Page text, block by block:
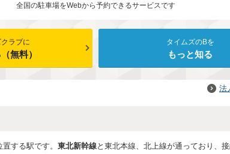
全国の駐車場をWebから予約できるサービスです
ラブに
無料）
タイムズのBを
もっと知る
法
する駅です。 東北新幹線と東北本線、北上線が通っており、